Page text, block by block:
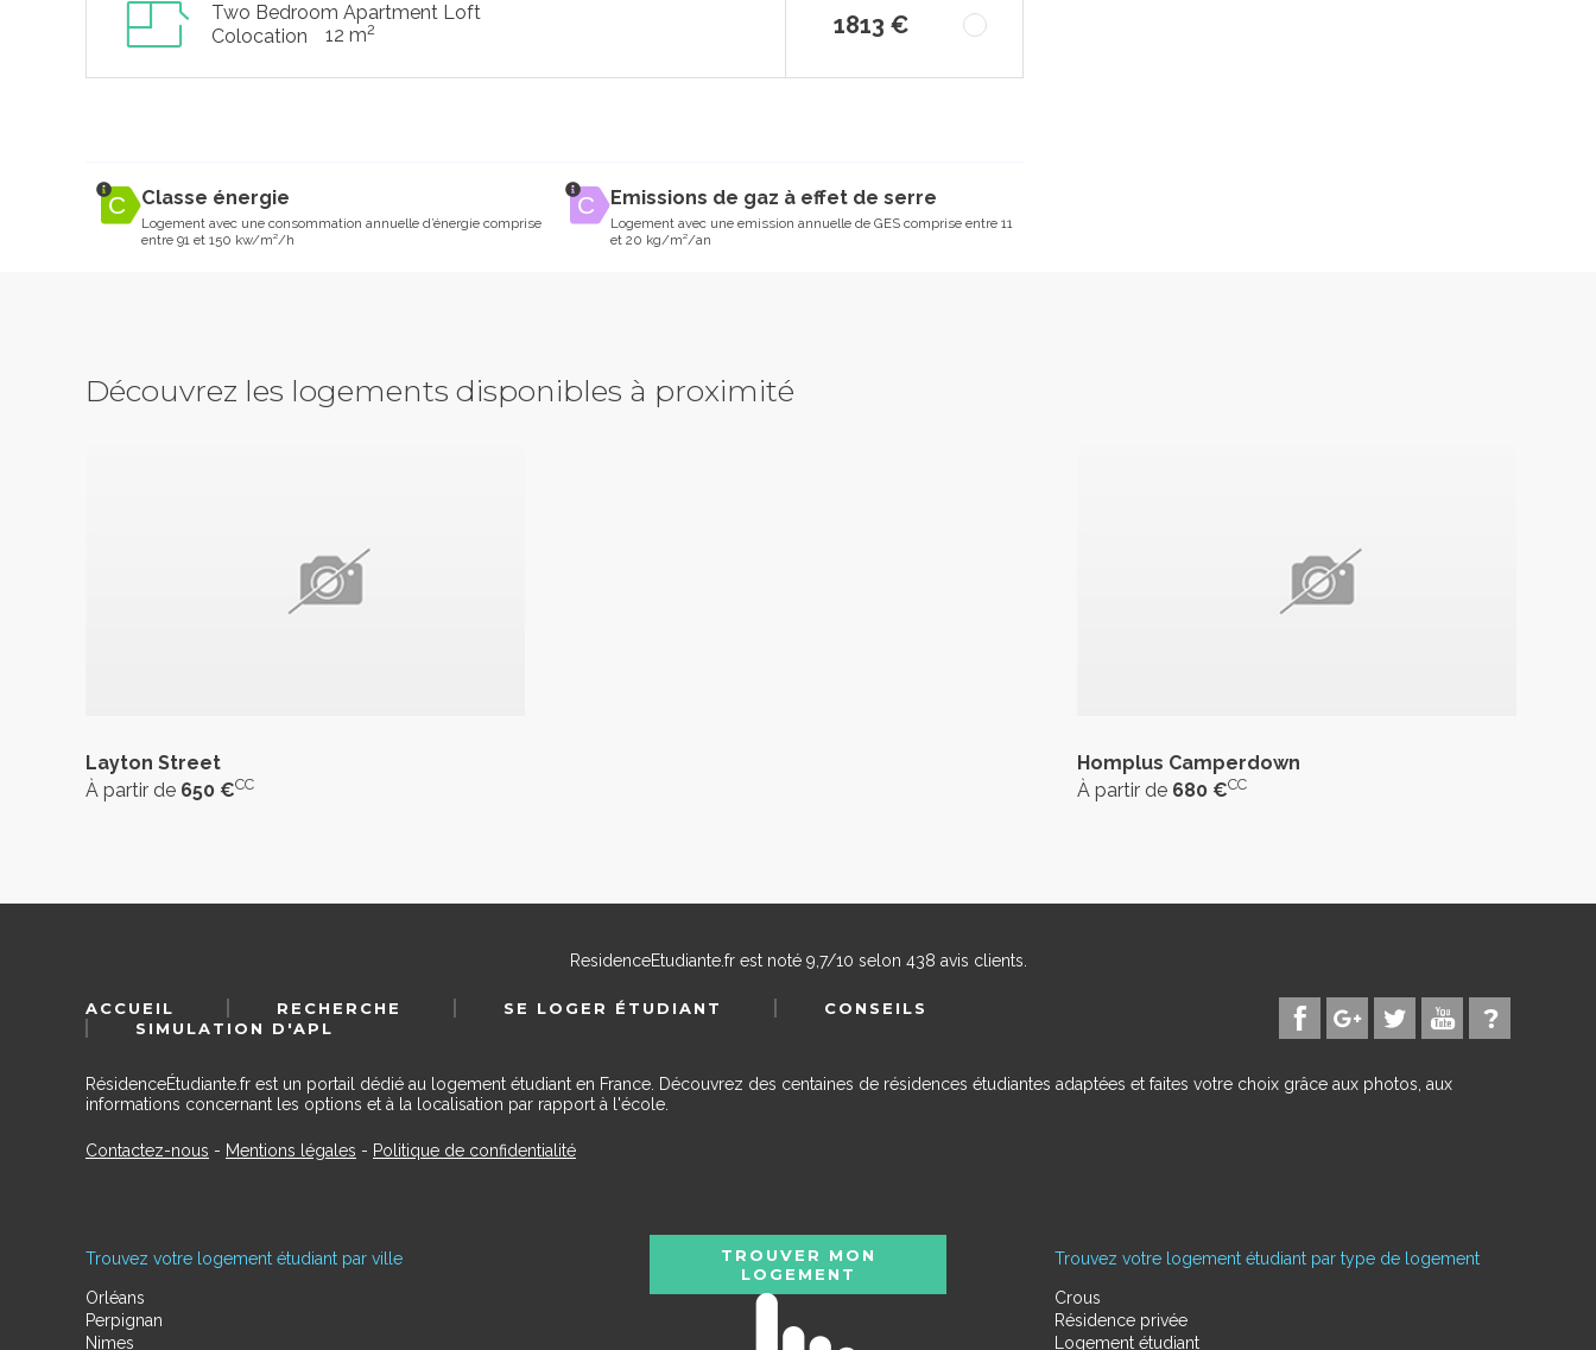
Two Bedroom Apartment Loft
Colocation
12 m2 1813 €
Classe énergie
Logement avec une consommation annuelle d’énergie comprise
entre 91 et 150 kw/m²/h
Emissions de gaz à effet de serre
Logement avec une emission annuelle de GES comprise entre 11
et 20 kg/m²/an
Découvrez les logements disponibles à proximité
Layton Street
À partir de 650 €CC
Homplus Camperdown
À partir de 680 €CC
ResidenceEtudiante.frest noté 9,7/10 selon 438 avis clients.
ACCUEIL RECHERCHE SE LOGER ÉTUDIANT
CONSEILS
SIMULATION D'APL
RésidenceÉtudiante.fr est un portail dédié au logement étudiant en France. Découvrez des centaines de résidences étudiantes adaptées et faites votre choix grâce aux photos, aux
informations concernant les options et à la localisation par rapport à l'école.
Contactez-nous - Mentions légales - Politique de confidentialité
Trouvez votre logement étudiant par ville
Orléans
Perpignan
Nimes
Trouvez votre logement étudiant par type de logement
Crous
Résidence privée
Logement étudiant
TROUVER MON
LOGEMENT